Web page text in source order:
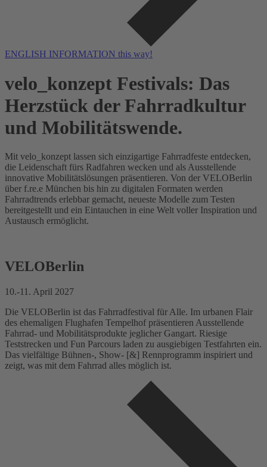
ENGLISH INFORMATION this way!
velo_konzept Festivals: Das
Herzstück der Fahrradkultur
und Mobilitätswende.
Mit velo_konzept lassen sich einzigartige Fahrradfeste entdecken,
die Leidenschaft fürs Radfahren wecken und als Ausstellende
innovative Mobilitätslösungen präsentieren. Von der VELOBerlin
über f.re.e München bis hin zu digitalen Formaten werden
Fahrradtrends erlebbar gemacht, neueste Modelle zum Testen
bereitgestellt und ein Eintauchen in eine Welt voller Inspiration und
Austausch ermöglicht.
VELOBerlin
10.-11. April 2027
Die VELOBerlin ist das Fahrradfestival für Alle. Im urbanen Flair
des ehemaligen Flughafen Tempelhof präsentieren Ausstellende
Fahrrad- und Mobilitätsprodukte jeglicher Gangart. Riesige
Teststrecken und Fun Parcours laden zu ausgiebigen Testfahrten ein.
Das vielfältige Bühnen-, Show- [&] Rennprogramm inspiriert und
zeigt, was mit dem Fahrrad alles möglich ist.